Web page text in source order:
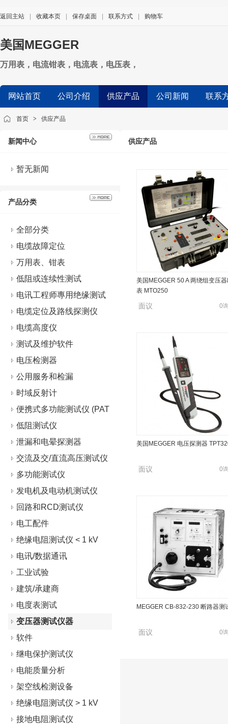
返回主站 收藏本页 保存桌面 联系方式 购物车
美国MEGGER
万用表，电流钳表，电流表，电压表，
网站首页 公司介绍 供应产品 公司新闻 联系
首页 > 供应产品
新闻中心
暂无新闻
产品分类
全部分类
电缆故障定位
万用表、钳表
低阻或连续性测试
电讯工程师專用绝缘测试
仪
电缆定位及路线探测仪
电缆高度仪
测试及维护软件
电压检测器
公用服务和检漏
时域反射计
便携式多功能测试仪 (PAT
s)
低阻测试仪
泄漏和电晕探测器
交流及交/直流高压测试仪
多功能测试仪
发电机及电动机测试仪
回路和RCD测试仪
电工配件
绝缘电阻测试仪 < 1 kV
电讯/数据通讯
工业试验
建筑/承建商
电度表测试
变压器测试仪器
软件
继电保护测试仪
电能质量分析
架空线检测设备
绝缘电阻测试仪 > 1 kV
接地电阻测试仪
供应产品
美国MEGGER 50 A 两绕组变压
表 MTO250
面议 0
美国MEGGER 电压探测器
面议 0
MEGGER CB-832-230 断路器测
面议 0